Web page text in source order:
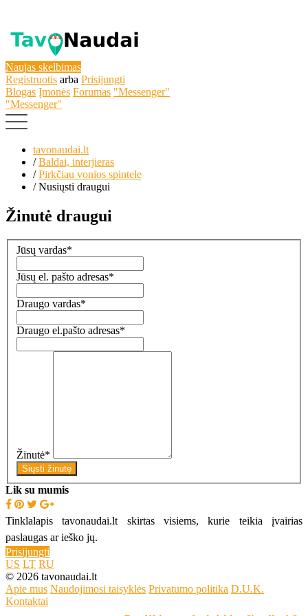
Naujas skelbimas
Registruotis arba Prisijungti
Blogas Įmonės Forumas "Messenger"
"Messenger"
tavonaudai.lt
/Baldai, interjieras
/Pirkčiau vonios spintele
/Nusiųsti draugui
Žinutė draugui
Jūsų vardas*
Jūsų el. pašto adresas*
Draugo vardas*
Draugo el.pašto adresas*
Žinutė*
Siųsti žinutę
Lik su mumis
Tinklalapis tavonaudai.lt skirtas visiems, kurie teikia įvairias
paslaugas ar ieško jų.
Prisijungti
US LT RU
© 2026 tavonaudai.lt
Apie mus Naudojimosi taisyklės Privatumo politika D.U.K.
Kontaktai